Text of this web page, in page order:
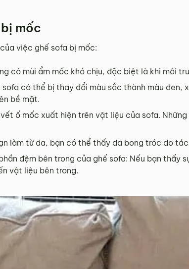
mốc
việc ghế sofa bị mốc:
có mùi ẩm mốc khó chịu, đặc biệt là khi môi
có thể bị thay đổi màu sắc thành màu đen,
bề mặt.
ố mốc xuất hiện trên vật liệu của sofa.
làm từ da, bạn có thể thấy da bong tróc do
đệm bên trong của ghế sofa: Nếu bạn thấy
vật liệu bên trong.